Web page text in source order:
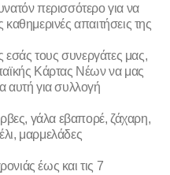
περισσότερο για να
απαιτήσεις της
εσάς τους συνεργάτες μας,
Κάρτας Νέων να μας
αυτή για συλλογή
γάλα εβαπορέ, ζάχαρη,
μαρμελάδες
έως και τις 7